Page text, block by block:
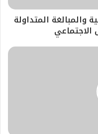
والمبالغة المتداولة